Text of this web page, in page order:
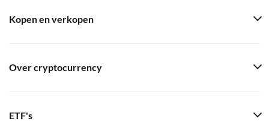
Kopen en verkopen
Over cryptocurrency
ETF's